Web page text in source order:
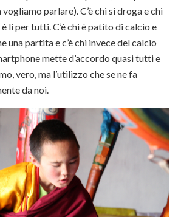
parlare). C’è chi si droga e chi
lì per tutti. C’è chi è patito di calcio e
una partita e c’è chi invece del calcio
mette d’accordo quasi tutti e
vero, ma l’utilizzo che se ne fa
da noi.